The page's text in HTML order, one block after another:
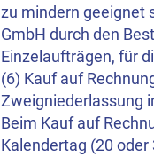
zu mindern geeignet
GmbH durch den
Einzelaufträgen, für
(6) Kauf auf
Zweigniederlassung
Beim Kauf auf
Kalendertag (20